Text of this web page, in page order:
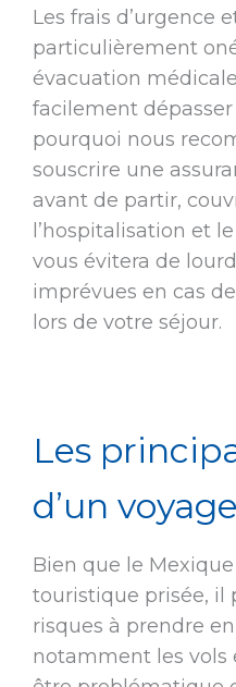
Les frais d’urgence
particulièrement
évacuation
facilement dépasser
pourquoi nous
souscrire une
avant de partir,
l’hospitalisation et
vous évitera de
imprévues en cas
lors de votre séjour.
Les
d’un
Bien que le
touristique prisée, il
risques à prendre
notamment les vols